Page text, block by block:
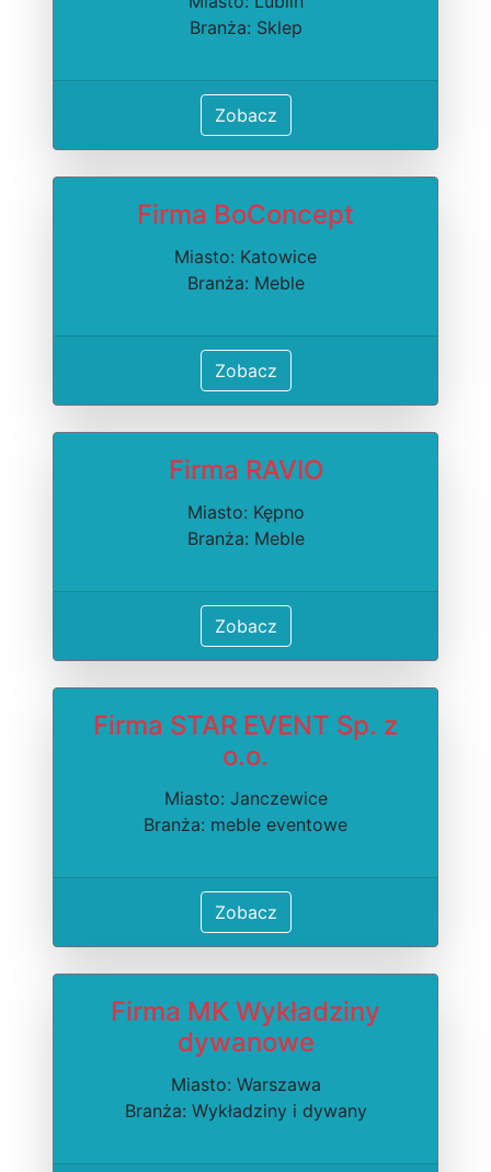
Branża: Sklep
Zobacz
Firma BoConcept
Miasto: Katowice
Branża: Meble
Zobacz
Firma RAVIO
Miasto: Kępno
Branża: Meble
Zobacz
Firma STAR EVENT Sp. z
o.o.
Miasto: Janczewice
Branża: meble eventowe
Zobacz
Firma MK Wykładziny
dywanowe
Miasto: Warszawa
Branża: Wykładziny i dywany